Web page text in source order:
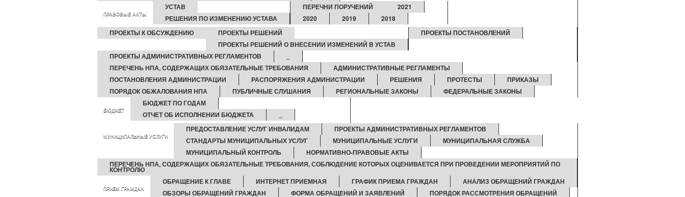
ПРАВОВЫЕ АКТЫ
УСТАВ
РЕШЕНИЯ ПО ИЗМЕНЕНИЮ УСТАВА
ПЕРЕЧНИ ПОРУЧЕНИЙ
2021
2020
2019
2018
ПРОЕКТЫ К ОБСУЖДЕНИЮ
ПРОЕКТЫ РЕШЕНИЙ
ПРОЕКТЫ РЕШЕНИЙ О ВНЕСЕНИИ ИЗМЕНЕНИЙ В УСТАВ
ПРОЕКТЫ ПОСТАНОВЛЕНИЙ
ПРОЕКТЫ АДМИНИСТРАТИВНЫХ РЕГЛАМЕНТОВ
ПЕРЕЧЕНЬ НПА, СОДЕРЖАЩИХ ОБЯЗАТЕЛЬНЫЕ ТРЕБОВАНИЯ
АДМИНИСТРАТИВНЫЕ РЕГЛАМЕНТЫ
ПОСТАНОВЛЕНИЯ АДМИНИСТРАЦИИ
РАСПОРЯЖЕНИЯ АДМИНИСТРАЦИИ РЕШЕНИЯ ПРОТЕСТЫ
ПРИКАЗЫ
ПОРЯДОК ОБЖАЛОВАНИЯ НПА
ПУБЛИЧНЫЕ СЛУШАНИЯ РЕГИОНАЛЬНЫЕ ЗАКОНЫ ФЕДЕРАЛЬНЫЕ ЗАКОНЫ
БЮДЖЕТ
БЮДЖЕТ ПО ГОДАМ
ОТЧЕТ ОБ ИСПОЛНЕНИИ БЮДЖЕТА
МУНИЦИПАЛЬНЫЕ УСЛУГИ
ПРЕДОСТАВЛЕНИЕ УСЛУГ ИНВАЛИДАМ
ПРОЕКТЫ АДМИНИСТРАТИВНЫХ РЕГЛАМЕНТОВ
СТАНДАРТЫ МУНИЦИПАЛЬНЫХ УСЛУГ
МУНИЦИПАЛЬНЫЕ УСЛУГИ
МУНИЦИПАЛЬНАЯ СЛУЖБА
МУНИЦИПАЛЬНЫЙ КОНТРОЛЬ
НОРМАТИВНО-ПРАВОВЫЕ АКТЫ
ПЕРЕЧЕНЬ НПА, СОДЕРЖАЩИХ ОБЯЗАТЕЛЬНЫЕ ТРЕБОВАНИЯ, СОБЛЮДЕНИЕ КОТОРЫХ ОЦЕНИВАЕТСЯ ПРИ ПРОВЕДЕНИИ МЕРОПРИЯТИЙ ПО
КОНТРОЛЮ
ПРИЕМ ГРАЖДАН
ОБРАЩЕНИЕ К ГЛАВЕ ИНТЕРНЕТ ПРИЕМНАЯ ГРАФИК ПРИЕМА ГРАЖДАН
АНАЛИЗ ОБРАЩЕНИЙ ГРАЖДАН
ОБЗОРЫ ОБРАЩЕНИЙ ГРАЖДАН
ФОРМА ОБРАЩЕНИЙ И ЗАЯВЛЕНИЙ
ПОРЯДОК РАССМОТРЕНИЯ ОБРАЩЕНИЙ